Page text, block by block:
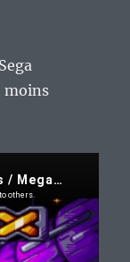
moins